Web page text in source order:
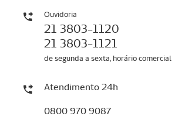
Ouvidoria
21 3803-1120
21 3803-1121
de segunda a sexta, horário comercial
Atendimento 24h
0800 970 9087